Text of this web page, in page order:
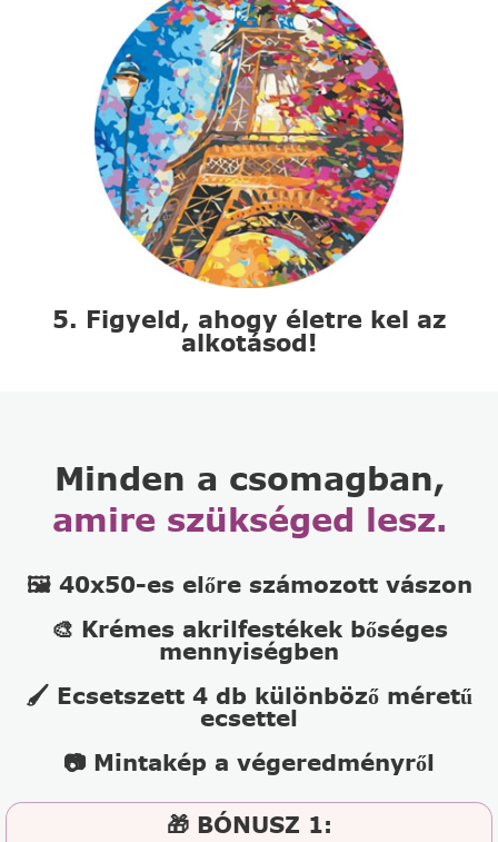
5. Figyeld, ahogy életre kel az
alkotásod!
Minden a csomagban,
amire szükséged lesz.
🖼️ 40x50-es előre számozott vászon
🎨 Krémes akrilfestékek bőséges
mennyiségben
🖌️ Ecsetszett 4 db különböző méretű
ecsettel
📷 Mintakép a végeredményről
🎁 BÓNUSZ 1: